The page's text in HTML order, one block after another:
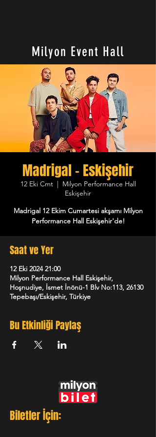
Milyon Event Hall
Madrigal - Eskişehir
12 Eki Cmt
  |
Milyon Performance Hall
Eskişehir
Madrigal 12 Ekim Cumartesi akşamı Milyon
Performance Hall Eskişehir'de!
Saat ve Yer
12 Eki 2024 21:00
Milyon Performance Hall Eskişehir,
Hoşnudiye, İsmet İnönü-1 Blv No:113, 26130
Tepebaşı/Eskişehir, Türkiye
Bu Etkinliği Paylaş
Biletler İçin: